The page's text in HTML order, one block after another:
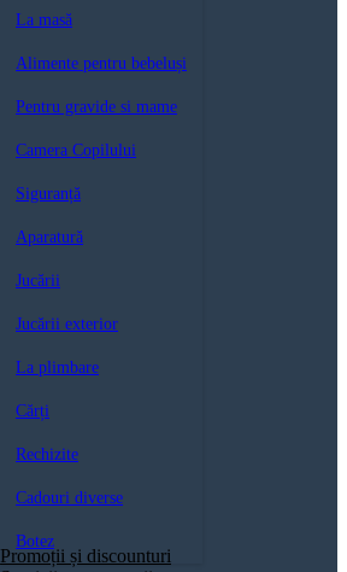
La masă
Alimente pentru bebeluși
Pentru gravide si mame
Camera Copilului
Siguranță
Aparatură
Jucării
Jucării exterior
La plimbare
Cărți
Rechizite
Cadouri diverse
Botez
Promoții și discounturi